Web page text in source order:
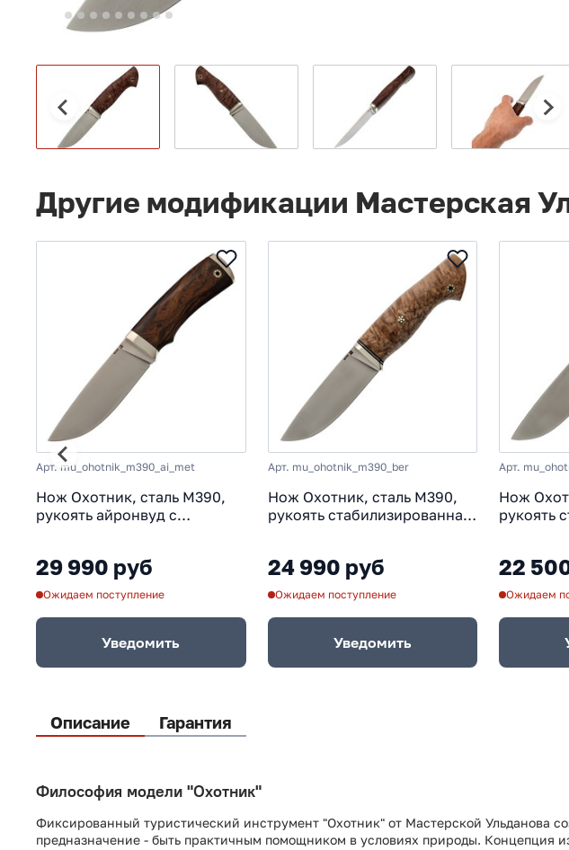
Другие модификации Мастерская
Арт. mu_ohotnik_m390_ai_met
Нож Охотник, сталь M390,
рукоять айронвуд с
29 990 руб
Ожидаем поступление
Уведомить
Арт. mu_ohotnik_m390_ber
Нож Охотник, сталь М390,
рукоять стабилизированная
24 990 руб
Ожидаем поступление
Уведомить
Арт.
Нож
рукоять
22
Ожидаем
Описание Гарантия
Философия модели "Охотник"
Фиксированный туристический инструмент "Охотник" от Мастерской Ульданова
предназначение - быть практичным помощником в условиях природы. Концепция